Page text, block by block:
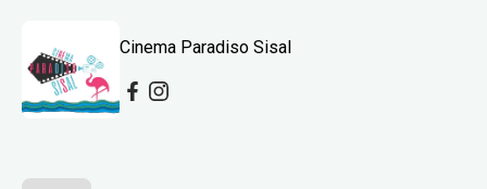
Cinema Paradiso Sisal